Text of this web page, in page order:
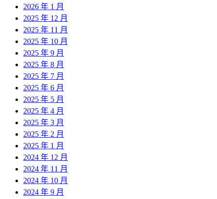
2026 年 1 月
2025 年 12 月
2025 年 11 月
2025 年 10 月
2025 年 9 月
2025 年 8 月
2025 年 7 月
2025 年 6 月
2025 年 5 月
2025 年 4 月
2025 年 3 月
2025 年 2 月
2025 年 1 月
2024 年 12 月
2024 年 11 月
2024 年 10 月
2024 年 9 月